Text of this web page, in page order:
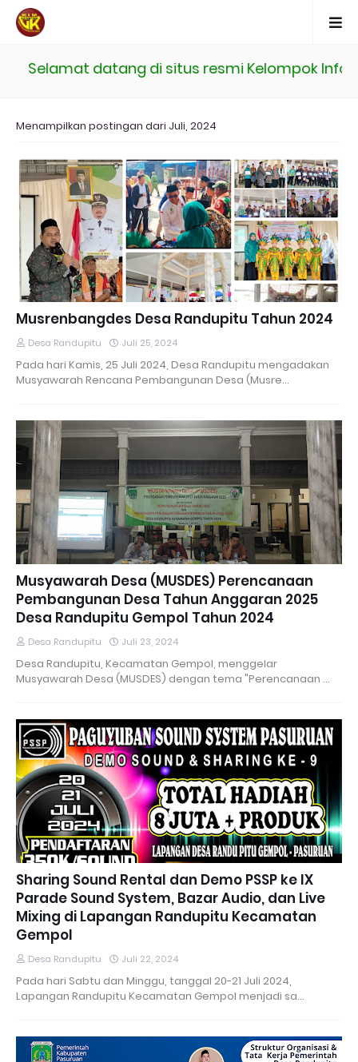
datang di situs resmi Kelompok
Menampilkan postingan dari Juli, 2024
Musrenbangdes Desa Randupitu Tahun 2024
Desa Randupitu Juli 25, 2024
Pada hari Kamis, 25 Juli 2024, Desa Randupitu mengadakan
Musyawarah Rencana Pembangunan Desa (Musre…
Musyawarah Desa (MUSDES) Perencanaan
Pembangunan Desa Tahun Anggaran 2025
Desa Randupitu Gempol Tahun 2024
Desa Randupitu Juli 23, 2024
Desa Randupitu, Kecamatan Gempol, menggelar
Musyawarah Desa (MUSDES) dengan tema "Perencanaan …
Sharing Sound Rental dan Demo PSSP ke IX
Parade Sound System, Bazar Audio, dan Live
Mixing di Lapangan Randupitu Kecamatan
Gempol
Desa Randupitu Juli 22, 2024
Pada hari Sabtu dan Minggu, tanggal 20-21 Juli 2024,
Lapangan Randupitu Kecamatan Gempol menjadi sa…